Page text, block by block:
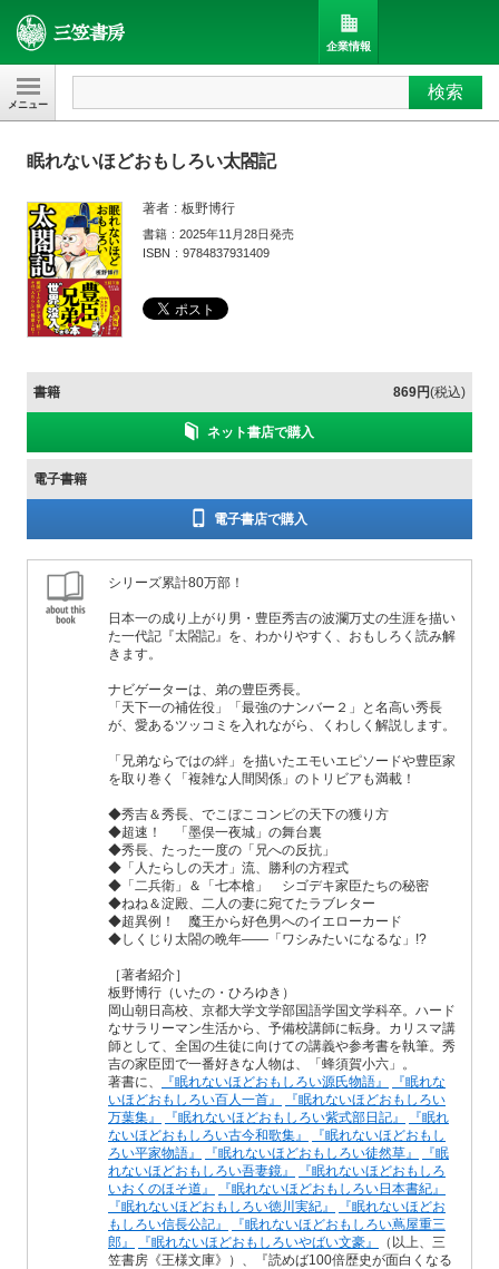
三笠書房 検索
企業情報
眠れないほどおもしろい太閤記
著者 板野博行
書籍
2025年11月28日発売
ISBN
9784837931409
書籍 869円(税込)
ネット書店で購入
電子書籍
電子書店で購入
シリーズ累計80万部！
日本一の成り上がり男・豊臣秀吉の波瀾万丈の生涯を描い
た一代記『太閤記』を、わかりやすく、おもしろく読み解
きます。
ナビゲーターは、弟の豊臣秀長。
「天下一の補佐役」「最強のナンバー２」と名高い秀長
が、愛あるツッコミを入れながら、くわしく解説します。
「兄弟ならではの絆」を描いたエモいエピソードや豊臣家
を取り巻く「複雑な人間関係」のトリビアも満載！
◆秀吉＆秀長、でこぼこコンビの天下の獲り方
◆超速！ 「墨俣一夜城」の舞台裏
◆秀長、たった一度の「兄への反抗」
◆「人たらしの天才」流、勝利の方程式
◆「二兵衛」＆「七本槍」 シゴデキ家臣たちの秘密
◆ねね＆淀殿、二人の妻に宛てたラブレター
◆超異例！ 魔王から好色男へのイエローカード
◆しくじり太閤の晩年――「ワシみたいになるな」!?
［著者紹介］
板野博行（いたの・ひろゆき）
岡山朝日高校、京都大学文学部国語学国文学科卒。ハード
なサラリーマン生活から、予備校講師に転身。カリスマ講
師として、全国の生徒に向けての講義や参考書を執筆。秀
吉の家臣団で一番好きな人物は、「蜂須賀小六」。
著書に、
『眠れないほどおもしろい源氏物語』
『眠れな
いほどおもしろい百人一首』
『眠れないほどおもしろい
万葉集』
『眠れないほどおもしろい紫式部日記』
『眠れ
ないほどおもしろい古今和歌集』
『眠れないほどおもし
ろい平家物語』
『眠れないほどおもしろい徒然草』
『眠
れないほどおもしろい吾妻鏡』
『眠れないほどおもしろ
いおくのほそ道』
『眠れないほどおもしろい日本書紀』
『眠れないほどおもしろい徳川実紀』
『眠れないほどお
もしろい信長公記』
『眠れないほどおもしろい蔦屋重三
郎』
『眠れないほどおもしろいやばい文豪』
（以上、三
笠書房《王様文庫》）、『読めば100倍歴史が面白くなる